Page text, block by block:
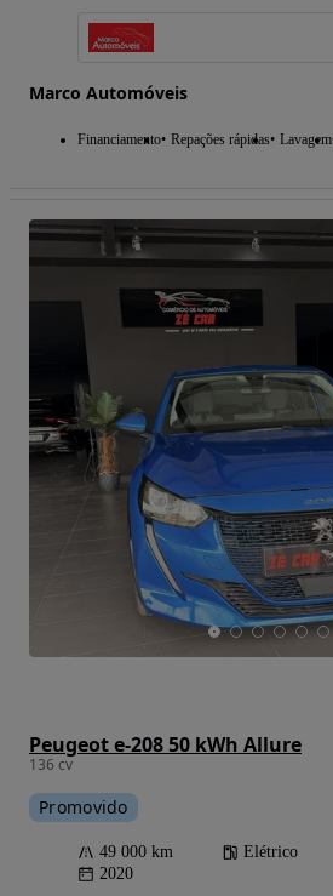
Marco Automóveis
Financiamento Repações rápidas Lavagem
Peugeot e-208 50 kWh Allure
136 cv
Promovido
49 000 km Elétrico
2020